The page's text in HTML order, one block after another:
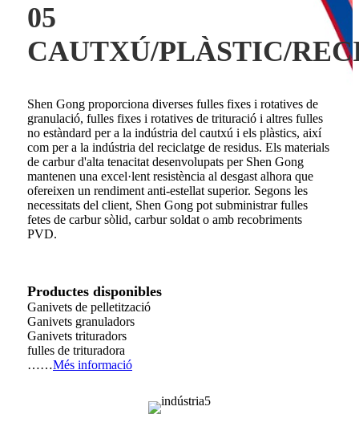
05
CAUTXÚ/PLÀSTIC/
Shen Gong proporciona diverses fulles fixes i rotatives de
granulació, fulles fixes i rotatives de trituració i altres fulles
no estàndard per a la indústria del cautxú i els plàstics, així
com per a la indústria del reciclatge de residus. Els materials
de carbur d'alta tenacitat desenvolupats per Shen Gong
mantenen una excel·lent resistència al desgast alhora que
ofereixen un rendiment anti-estellat superior. Segons les
necessitats del client, Shen Gong pot subministrar fulles
fetes de carbur sòlid, carbur soldat o amb recobriments
PVD.
Productes disponibles
Ganivets de pelletització
Ganivets granuladors
Ganivets trituradors
fulles de trituradora
……Més informació